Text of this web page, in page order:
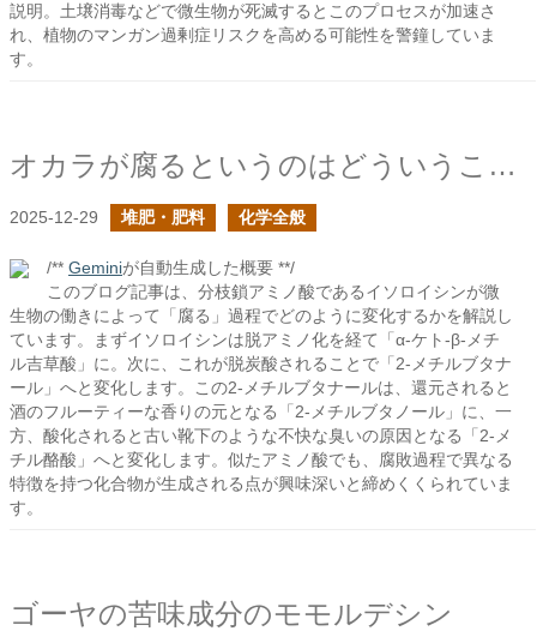
説明。土壌消毒などで微生物が死滅するとこのプロセスが加速さ
れ、植物のマンガン過剰症リスクを高める可能性を警鐘していま
す。
オカラが腐るというのはどういうことか？の続きの続き
2025-12-29 堆肥・肥料 化学全般
/** Geminiが自動生成した概要 **/
このブログ記事は、分枝鎖アミノ酸であるイソロイシンが微
生物の働きによって「腐る」過程でどのように変化するかを解説し
ています。まずイソロイシンは脱アミノ化を経て「α-ケト-β-メチ
ル吉草酸」に。次に、これが脱炭酸されることで「2-メチルブタナ
ール」へと変化します。この2-メチルブタナールは、還元されると
酒のフルーティーな香りの元となる「2-メチルブタノール」に、一
方、酸化されると古い靴下のような不快な臭いの原因となる「2-メ
チル酪酸」へと変化します。似たアミノ酸でも、腐敗過程で異なる
特徴を持つ化合物が生成される点が興味深いと締めくくられていま
す。
ゴーヤの苦味成分のモモルデシン